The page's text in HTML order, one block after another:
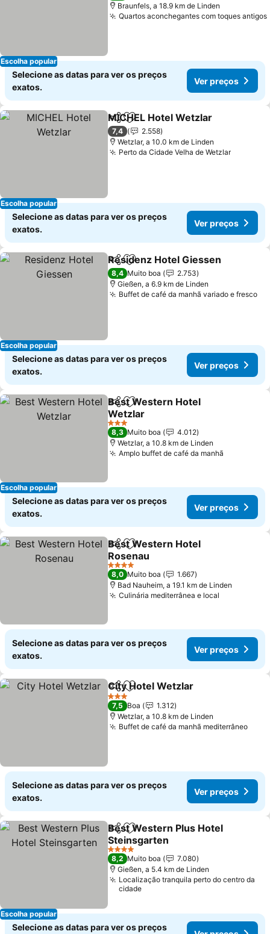
Escolha popular
Braunfels, a 18.9 km de Linden
Quartos aconchegantes com toques antigos
Selecione as datas para ver os preços
exatos.
Ver preços
Escolha popular
PartilharAdicionar aos favoritos
MICHEL Hotel Wetzlar
7,4
2.558
Wetzlar, a 10.0 km de Linden
Perto da Cidade Velha de WetzlarVer
Selecione as datas para ver os preços
exatos.
Ver preços
Escolha popular
PartilharAdicionar aos favoritos
Residenz Hotel Giessen
8,4 Muito boa
2.753
Gießen, a 6.9 km de Linden
Buffet de café da manhã variado e fresco
Selecione as datas para ver os preços
exatos.
Ver preços
Escolha popular
PartilharAdicionar aos favoritos
Best Western Hotel
Wetzlar
Ver preços
3 Estrelas
8,3 Muito boa
4.012
Wetzlar, a 10.8 km de Linden
Amplo buffet de café da manhã
Selecione as datas para ver os preços
exatos.
Ver preços
PartilharAdicionar aos favoritos
Best Western Hotel
Rosenau
Ver preços
4 Estrelas
8,0 Muito boa
1.667
Bad Nauheim, a 19.1 km de Linden
Culinária mediterrânea e local
Selecione as datas para ver os preços
exatos.
Ver preços
PartilharAdicionar aos favoritos
City Hotel Wetzlar
3 Estrelas
7,5 Boa
1.312
Wetzlar, a 10.8 km de Linden
Buffet de café da manhã mediterrâneoVer
Selecione as datas para ver os preços
exatos.
Ver preços
Escolha popular
PartilharAdicionar aos favoritos
Best Western Plus Hotel
Steinsgarten
Ver preços
4 Estrelas
8,2 Muito boa
7.080
Gießen, a 5.4 km de Linden
Localização tranquila perto do centro da
cidade
Selecione as datas para ver os preços